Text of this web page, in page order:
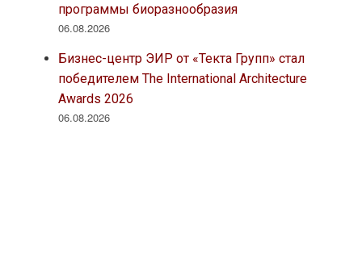
программы биоразнообразия
06.08.2026
Бизнес-центр ЭИР от «Текта Групп» стал
победителем The International Architecture
Awards 2026
06.08.2026